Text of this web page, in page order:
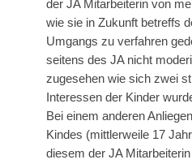
der JA Mitarbeiterin von
wie sie in Zukunft betreffs
Umgangs zu verfahren
seitens des JA nicht
zugesehen wie sich zwei
Interessen der Kinder
Bei einem anderen
Kindes (mittlerweile 17
diesem der JA